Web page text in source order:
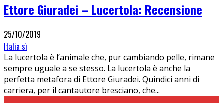
Ettore Giuradei – Lucertola: Recensione
25/10/2019
Italia sì
La lucertola è l’animale che, pur cambiando pelle, rimane
sempre uguale a se stesso. La lucertola è anche la
perfetta metafora di Ettore Giuradei. Quindici anni di
carriera, per il cantautore bresciano, che...